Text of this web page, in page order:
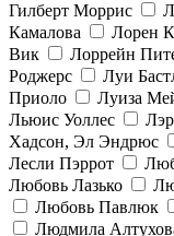
Гилберт Моррис
Камалова
Лорен
Вик
Лоррейн
Роджерс
Луи
Приоло
Луиза
Льюис Уоллес
Хадсон, Эл Эндрюс
Лесли Пэррот
Любовь Лазько
Любовь Павлюк
Людмила